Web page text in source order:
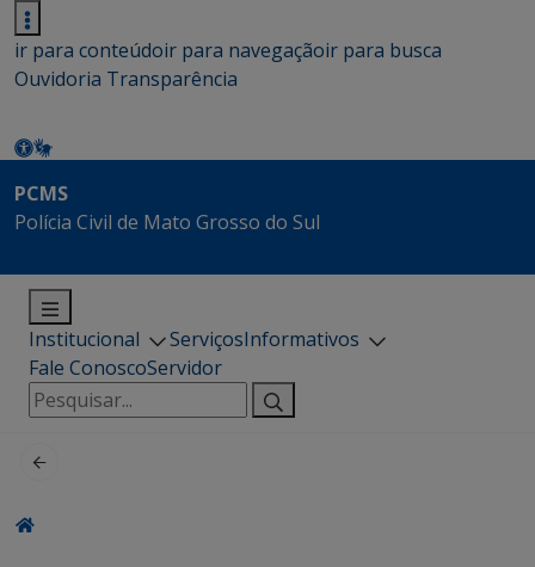
ir para conteúdoir para navegaçãoir para busca
Ouvidoria Transparência
PCMS
Polícia Civil de Mato Grosso do Sul
Institucional ServiçosInformativos
Fale ConoscoServidor
Pesquisar
por: